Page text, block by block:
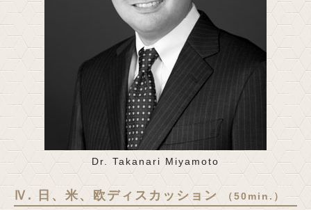
Dr. Takanari Miyamoto
Ⅳ. 日、米、欧ディスカッション （50min.）